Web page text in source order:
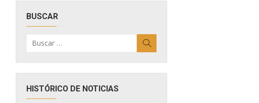
BUSCAR
por:
HISTÓRICO DE NOTICIAS